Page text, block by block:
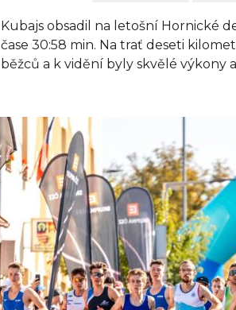
Kubajs obsadil na letošní Hornické
čase 30:58 min. Na trať deseti
běžců a k vidění byly skvělé výkony